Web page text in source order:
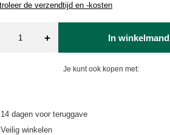
de verzendtijd en -kosten
+ In winkelmand
Je kunt ook kopen met:
14 dagen voor teruggave
Veilig winkelen